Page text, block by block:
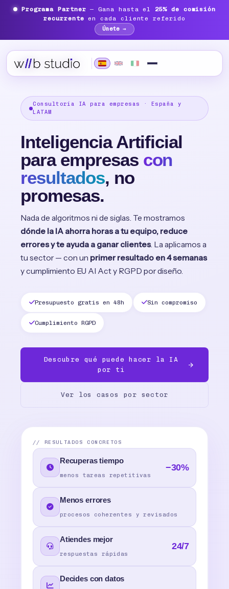
Programa Partner — Gana hasta el 25% de comisión
recurrente en cada cliente referido
Únete →
Consultoría IA para empresas · España y
LATAM
Inteligencia Artificial
para empresas con
resultados, no
promesas.
Nada de algoritmos ni de siglas. Te mostramos
dónde la IA ahorra horas a tu equipo, reduce
errores y te ayuda a ganar clientes. La aplicamos a
tu sector — con un primer resultado en 4 semanas
y cumplimiento EU AI Act y RGPD por diseño.
Presupuesto gratis en 48h Sin compromiso
Cumplimiento RGPD
Descubre qué puede hacer la IA
por ti
Ver los casos por sector
// RESULTADOS CONCRETOS
Recuperas tiempo
menos tareas repetitivas
−30%
Menos errores
procesos coherentes y revisados
Atiendes mejor
respuestas rápidas
24/7
Decides con datos